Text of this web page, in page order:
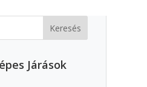
Járások